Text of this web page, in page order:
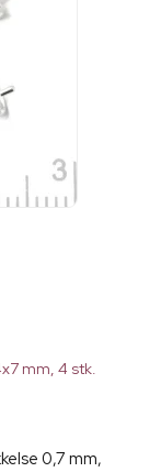
mm, 4 stk.
0,7 mm,